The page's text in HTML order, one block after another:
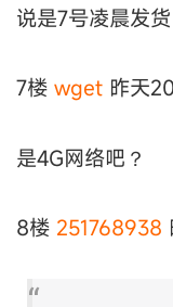
说是7号凌晨发
7楼 wget 昨天
是4G网络吧？
8楼 251768938